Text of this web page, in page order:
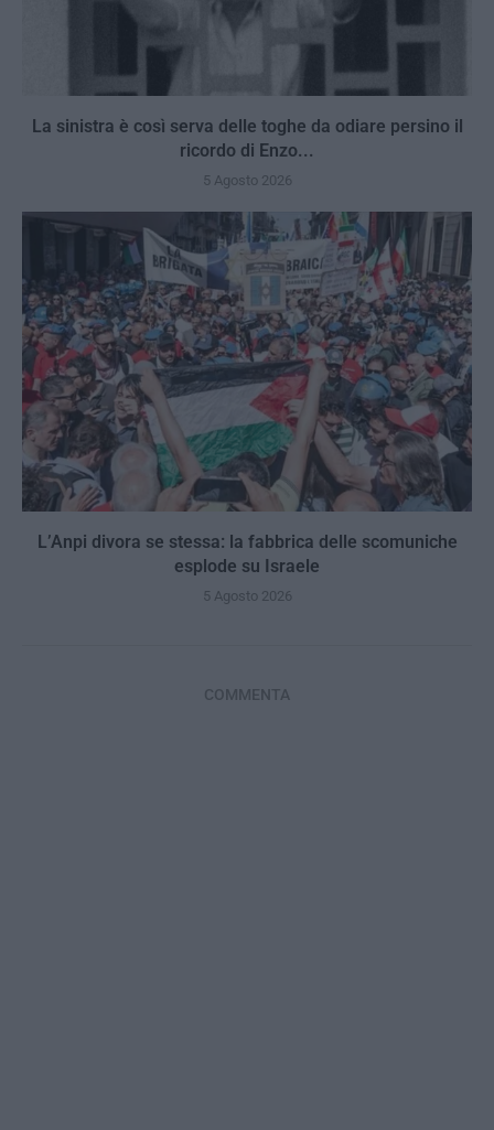
La sinistra è così serva delle toghe da odiare persino il
ricordo di Enzo...
5 Agosto 2026
L’Anpi divora se stessa: la fabbrica delle scomuniche
esplode su Israele
5 Agosto 2026
COMMENTA